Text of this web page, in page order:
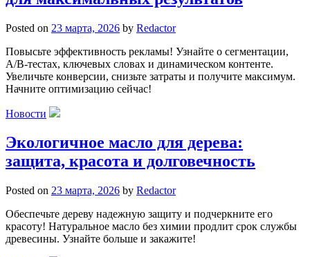
Posted on 23 марта, 2026 by Redactor
Повысьте эффективность рекламы! Узнайте о сегментации,
A/B-тестах, ключевых словах и динамическом контенте.
Увеличьте конверсии, снизьте затраты и получите максимум.
Начните оптимизацию сейчас!
Новости
Экологичное масло для дерева:
защита, красота и долговечность
Posted on 23 марта, 2026 by Redactor
Обеспечьте дереву надежную защиту и подчеркните его
красоту! Натуральное масло без химии продлит срок службы
древесины. Узнайте больше и закажите!